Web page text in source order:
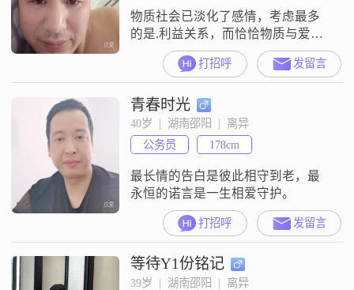
物质社会已淡化了感情，考虑最多
的是.利益关系，而恰恰物质与爱情
无关，所以只有权衡的婚姻关系而
非姻缘！
打招呼 发留言
青春时光
40岁  |  湖南邵阳  |  离异
公务员
178cm
最长情的告白是彼此相守到老，最
永恒的诺言是一生相爱守护。
打招呼 发留言
等待Y1份铭记
39岁  |  湖南邵阳  |  离异